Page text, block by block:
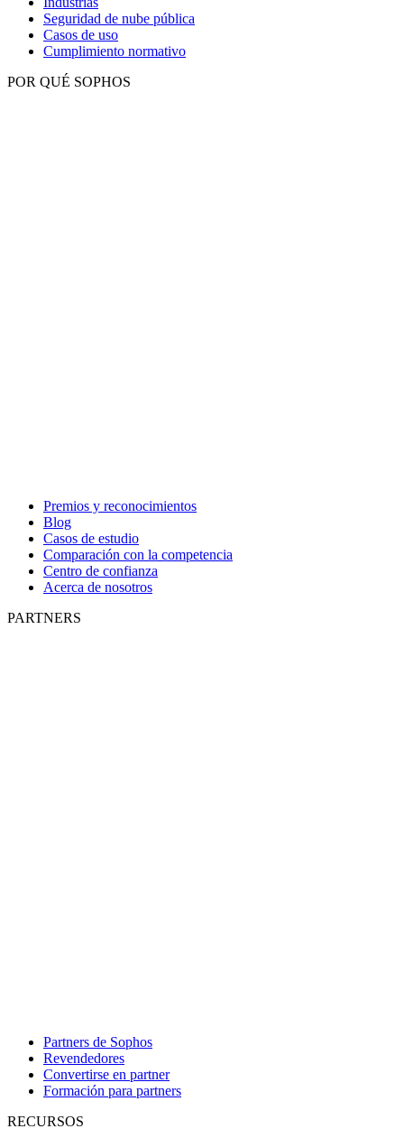
Seguridad de nube pública
Casos de uso
Cumplimiento normativo
POR QUÉ SOPHOS
Premios y reconocimientos
Blog
Casos de estudio
Comparación con la competencia
Centro de confianza
Acerca de nosotros
PARTNERS
Partners de Sophos
Revendedores
Convertirse en partner
Formación para partners
RECURSOS